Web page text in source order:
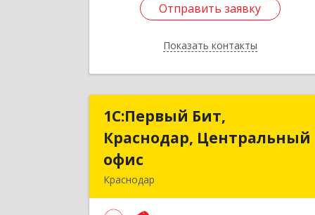
Отправить заявку
Показать контакты
Отправить заявку
Назад
1С:Первый Бит,
Краснодар, Центральный
офис
Краснодар
1С:Первый Бит,
Краснодар, Центральный
Краснодар г, Монтажников ул, дом №